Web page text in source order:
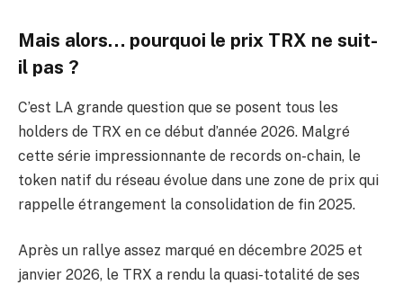
Mais alors… pourquoi le prix TRX ne suit-
il pas ?
C’est LA grande question que se posent tous les
holders de TRX en ce début d’année 2026. Malgré
cette série impressionnante de records on-chain, le
token natif du réseau évolue dans une zone de prix qui
rappelle étrangement la consolidation de fin 2025.
Après un rallye assez marqué en décembre 2025 et
janvier 2026, le TRX a rendu la quasi-totalité de ses